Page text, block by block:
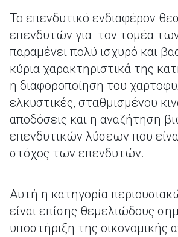
Το επενδυτικό ενδιαφέρον
επενδυτών για τον τομέα
παραμένει πολύ ισχυρό και
κύρια χαρακτηριστικά της
η διαφοροποίηση του
ελκυστικές, σταθμισμένου
αποδόσεις και η αναζήτηση
επενδυτικών λύσεων που
στόχος των επενδυτών.
Αυτή η κατηγορία
είναι επίσης θεμελιώδους
υποστήριξη της οικονομικής